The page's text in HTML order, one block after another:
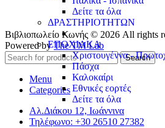
Δείτε τα όλα
ΔΡΑΣΤΗΡΙΟΤΗΤΩΝ
ΕΠΟΧΙΑΚΑ
Χριστουγέννα -
Πάσχα
Καλοκαίρι
Εθνικές εορτές
Δείτε τα όλα
Βιβλιοπωλείο Κωνής © 2026 All rights
Powered byThe TM Lab
Search
Menu
Categories
Αλ.Διάκου 12, Ιωάννινα
Τηλέφωνο: +30 26510 27382